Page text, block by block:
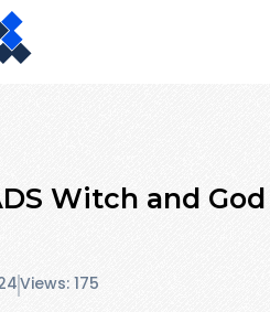
Witch and
Views: 175